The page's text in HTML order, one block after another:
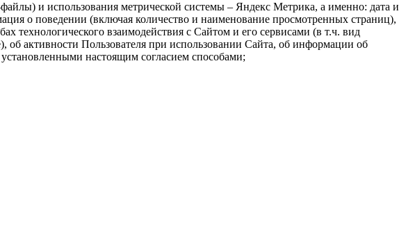
и использования метрической системы – Яндекс Метрика, а именно: дата и
о поведении (включая количество и наименование просмотренных страниц),
технологического взаимодействия с Сайтом и его сервисами (в т.ч. вид
об активности Пользователя при использовании Сайта, об информации об
настоящим согласием способами;